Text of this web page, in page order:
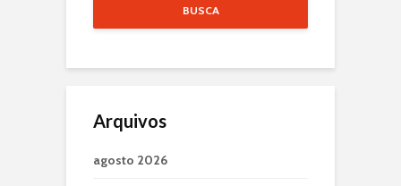
BUSCA
Arquivos
agosto 2026